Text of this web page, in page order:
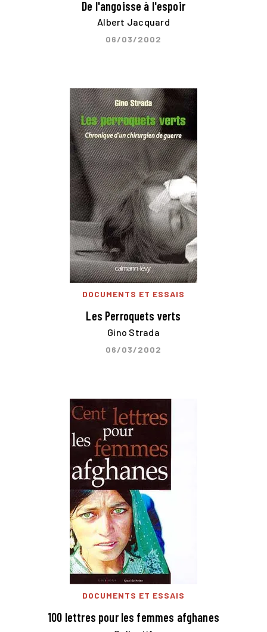
De l'angoisse à l'espoir
Albert Jacquard
06/03/2002
DOCUMENTS ET ESSAIS
Les Perroquets verts
Gino Strada
06/03/2002
DOCUMENTS ET ESSAIS
100 lettres pour les femmes afghanes